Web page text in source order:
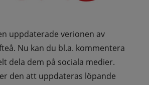
uppdaterade verionen av
Nu kan du bl.a. kommentera
dela dem på sociala medier.
den att uppdateras löpande